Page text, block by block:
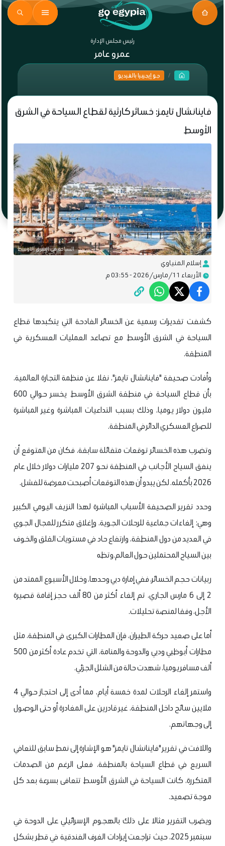
رئيس مجلس الإدارة
عمرو عامر
جو إيجيبيا بالفيديو
فاينانشال تايمز: خسائر كارثية لقطاع السياحة في الشرق
الأوسط
السياحة فى الشرق الاوسط
إسلام المنياوي
الأربعاء 11/مارس/2026 - 03:55 م
كشفت تقديرات رسمية عن الخسائر الفادحة التي يتكبدها قطاع
السياحة في الشرق الأوسط مع تصاعد العمليات العسكرية في
المنطقة.
وأفادت صحيفة "فاينانشال تايمز"، نقلا عن منظمة التجارة العالمية،
بأن قطاع السياحة في منطقة الشرق الأوسط يخسر حوالي 600
مليون دولار يوميا، وذلك بسبب التداعيات المباشرة وغير المباشرة
للصراع العسكري الدائر في المنطقة.
وتضرب هذه الخسائر توقعات متفائلة سابقة، فكان من المتوقع أن
ينفق السياح الأجانب في المنطقة نحو 207 مليارات دولار خلال عام
2026 بأكمله. لكن يبدو أن هذه التوقعات أصبحت معرضة للفشل.
وحدد تقرير الصحيفة الأسباب المباشرة لهذا النزيف اليومي الكبير
وهي: إلغاءات جماعية للرحلات الجوية، وإغلاق متكرر للمجال الجوي
في العديد من دول المنطقة، وارتفاع حاد في مستويات القلق والخوف
بين السياح المحتملين حول العالم.وتظه
ر بيانات حجم الخسائر، ففي إمارة دبي وحدها، وخلال الأسبوع الممتد من
2 إلى 6 مارس الجاري، تم إلغاء أكثر من 80 ألف حجز إقامة قصيرة
الأجل، وفقا لمنصة تحليلات.
أما على صعيد حركة الطيران، فإن المطارات الكبرى في المنطقة، مثل
مطارات أبوظبي ودبي والدوحة والمنامة، التي تخدم عادة أكثر من 500
ألف مسافر يوميا، شهدت حالة من الشلل الجزئي.
واستمر إلغاء الرحلات لمدة خمسة أيام، مما أدى إلى احتجاز حوالي 4
ملايين سائح داخل المنطقة، غير قادرين على المغادرة أو حتى الوصول
إلى وجهاتهم.
واللافت في تقرير "فاينانشال تايمز" هو الإشارة إلى نمط سابق للتعافي
السريع في قطاع السياحة بالمنطقة، فعلى الرغم من الصدمات
المتكررة، كانت السياحة في الشرق الأوسط تتعافى بسرعة بعد كل
موجة تصعيد.
ويضرب التقرير مثالا على ذلك بالهجوم الإسرائيلي على الدوحة في
سبتمبر 2025، حيث تراجعت إيرادات الغرف الفندقية في قطر بشكل